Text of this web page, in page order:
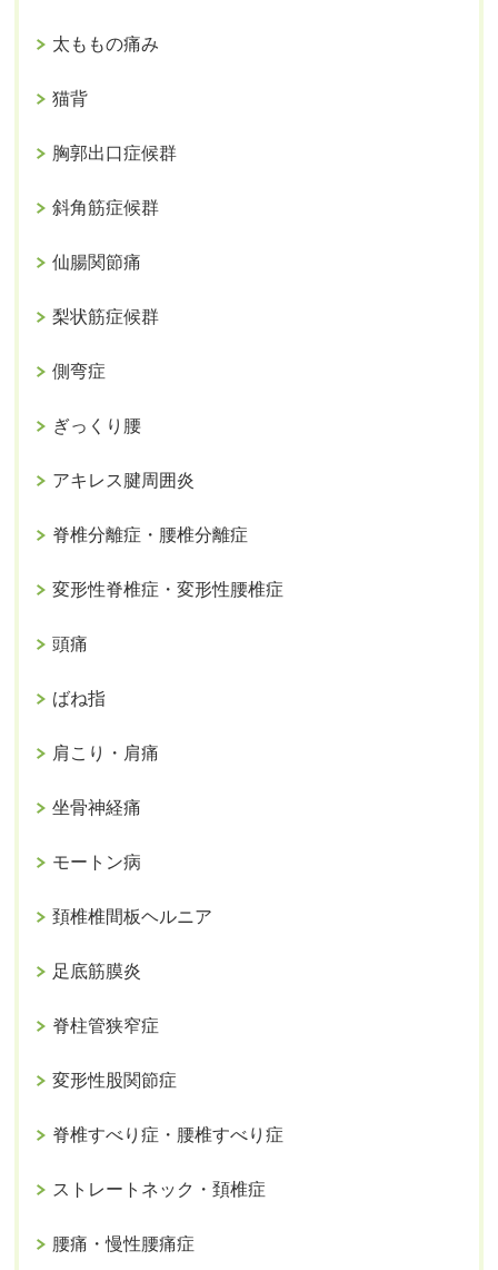
太ももの痛み
猫背
胸郭出口症候群
斜角筋症候群
仙腸関節痛
梨状筋症候群
側弯症
ぎっくり腰
アキレス腱周囲炎
脊椎分離症・腰椎分離症
変形性脊椎症・変形性腰椎症
頭痛
ばね指
肩こり・肩痛
坐骨神経痛
モートン病
頚椎椎間板ヘルニア
足底筋膜炎
脊柱管狭窄症
変形性股関節症
脊椎すべり症・腰椎すべり症
ストレートネック・頚椎症
腰痛・慢性腰痛症